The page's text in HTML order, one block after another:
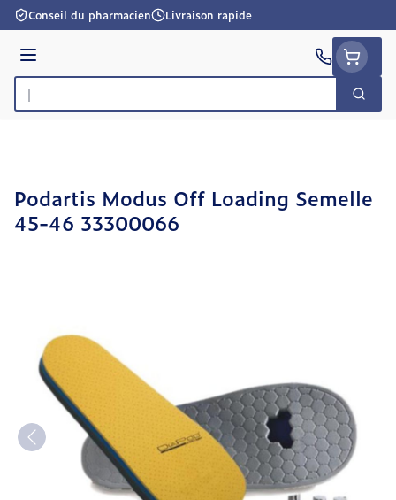
Aller au contenu
Conseil du pharmacien Livraison rapide
Menu
Rechercher
Podartis Modus Off Loading Semelle
45-46 33300066